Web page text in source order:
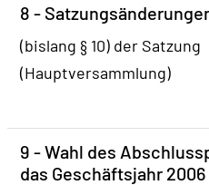
8 - Satzungsänderungen
(bislang § 10) der Satzung
(Hauptversammlung)
9 - Wahl des
das Geschäftsjahr 2006